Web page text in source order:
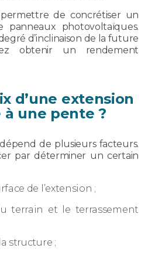
de concrétiser un
panneaux photovoltaïques.
d’inclinaison de la future
obtenir un rendement
d’une extension
une pente ?
de plusieurs facteurs.
par déterminer un certain
de l’extension ;
terrain et le terrassement
structure ;